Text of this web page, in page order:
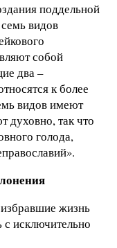
поддельной
видов
собой
два –
к более
видов имеют
духовно, так что
голода,
жизнь
исключительно